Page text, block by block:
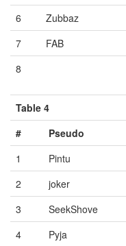
6
Zubbaz
7
FAB
8
Table 4
#
Pseudo
1
Pintu
2
joker
3
SeekShove
4
Pyja